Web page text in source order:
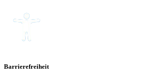
Barrierefreiheit